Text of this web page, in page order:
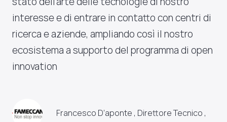
interesse e di entrare in contatto con centri di
ricerca e aziende, ampliando così il nostro
ecosistema a supporto del programma di open
innovation
Francesco D’aponte , Direttore Tecnico ,